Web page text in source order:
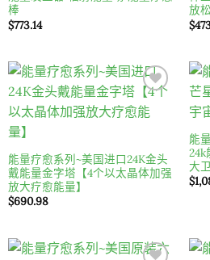
Add to
wishlist
能量疗愈系列~美国进口24K金头
戴能量金字塔【4个以太晶体加强
放大疗愈能量】
$690.98
能
大
$
Add to
wishlist